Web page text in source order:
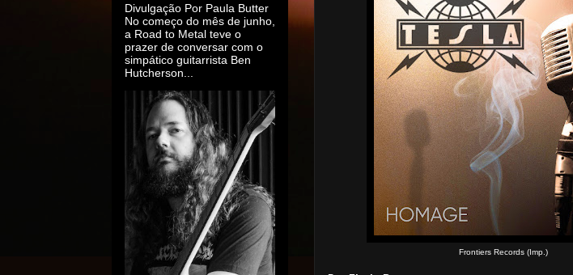
Frontiers Records (Imp.)
Divulgação Por Paula Butter
No começo do mês de junho,
a Road to Metal teve o
prazer de conversar com o
simpático guitarrista Ben
Hutcherson...